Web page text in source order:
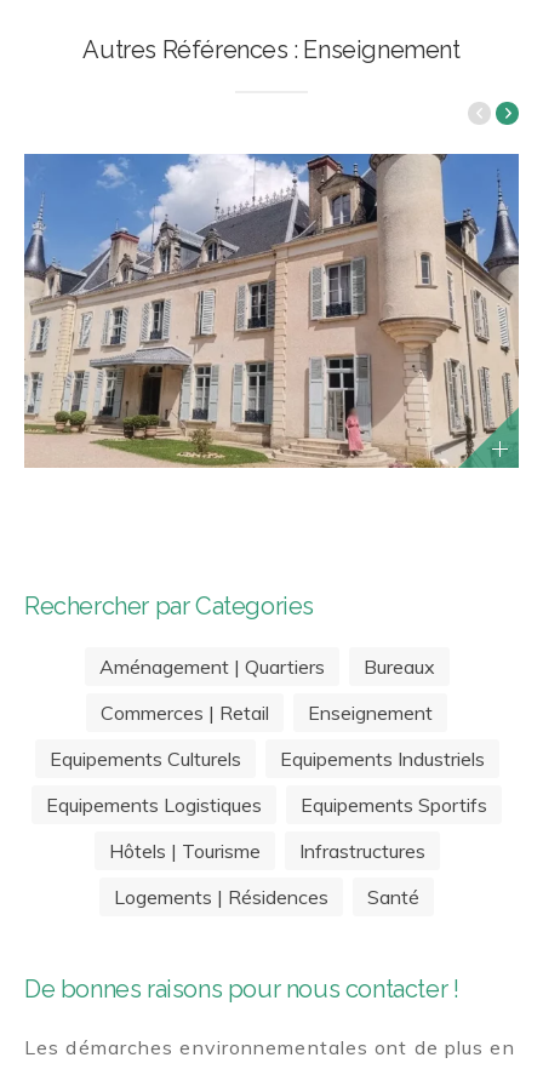
Autres Références : Enseignement
Rechercher par Categories
Aménagement | Quartiers
Bureaux
Commerces | Retail
Enseignement
Equipements Culturels
Equipements Industriels
Equipements Logistiques
Equipements Sportifs
Hôtels | Tourisme
Infrastructures
Logements | Résidences
Santé
De bonnes raisons pour nous contacter !
Les démarches environnementales ont de plus en